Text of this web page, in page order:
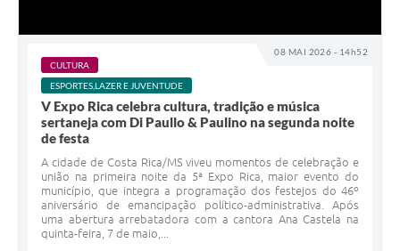
08 MAI 2026 - 14h52
CULTURA
ESPORTES,LAZER E JUVENTUDE
V Expo Rica celebra cultura, tradição e música
sertaneja com Di Paullo & Paulino na segunda noite
de festa
A cidade de Costa Rica/MS viveu momentos de celebração e
união na primeira noite da 5ª Expo Rica, maior evento do
município, que integra a programação dos festejos do 46º
aniversário de emancipação político-administrativa. Após
uma abertura arrebatadora com a cantora Ana Castela na
quinta-feira, 7 de maio,...